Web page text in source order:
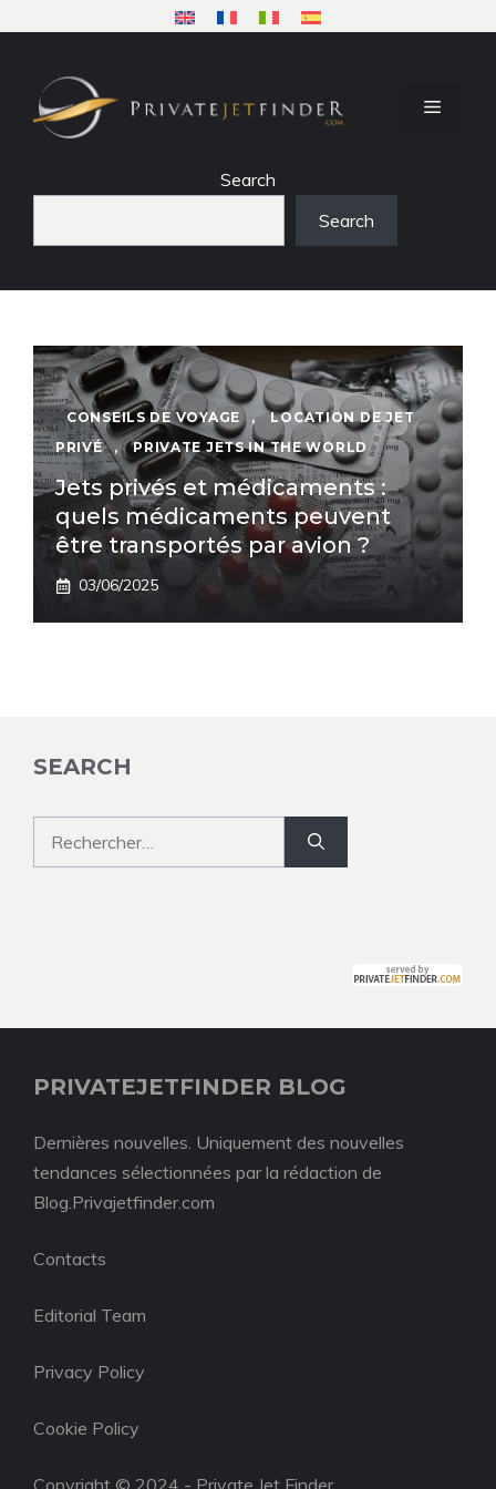
contenu
MENU
Search
Search
CONSEILS DE VOYAGE ,
LOCATION DE JET
PRIVÉ
, PRIVATE JETS IN THE WORLD
Jets privés et médicaments :
quels médicaments peuvent
être transportés par avion ?
03/06/2025
SEARCH
PRIVATEJETFINDER BLOG
Dernières nouvelles. Uniquement des nouvelles
tendances sélectionnées par la rédaction de
Blog.Privajetfinder.com
Contacts
Editorial Team
Privacy Policy
Cookie Policy
Copyright © 2024 - Private Jet Finder